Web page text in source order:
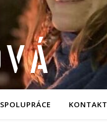
SPOLUPRÁCE KONTAKT